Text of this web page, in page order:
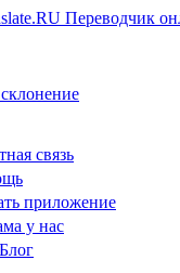
связь
приложение
у нас